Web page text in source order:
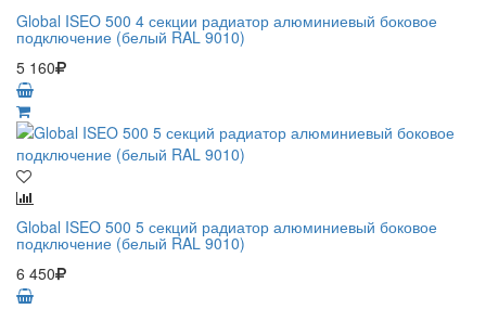
Global ISEO 500 4 секции радиатор алюминиевый боковое
подключение (белый RAL 9010)
5 160
Global ISEO 500 5 секций радиатор алюминиевый боковое
подключение (белый RAL 9010)
6 450